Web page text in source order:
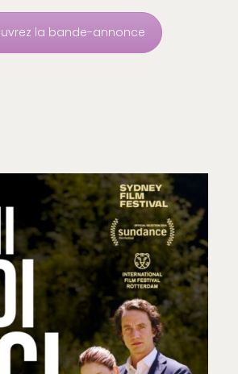
la bande-annonce